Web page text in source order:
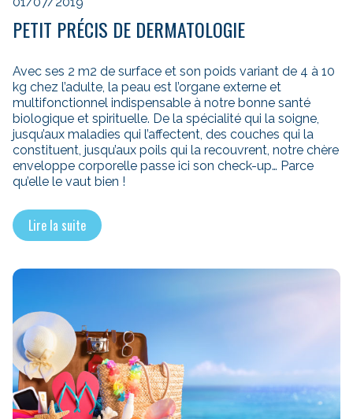
PETIT PRÉCIS DE DERMATOLOGIE
Avec ses 2 m2 de surface et son poids variant de 4 à 10
kg chez l’adulte, la peau est l’organe externe et
multifonctionnel indispensable à notre bonne santé
biologique et spirituelle. De la spécialité qui la soigne,
jusqu’aux maladies qui l’affectent, des couches qui la
constituent, jusqu’aux poils qui la recouvrent, notre chère
enveloppe corporelle passe ici son check-up… Parce
qu’elle le vaut bien !
Lire la suite